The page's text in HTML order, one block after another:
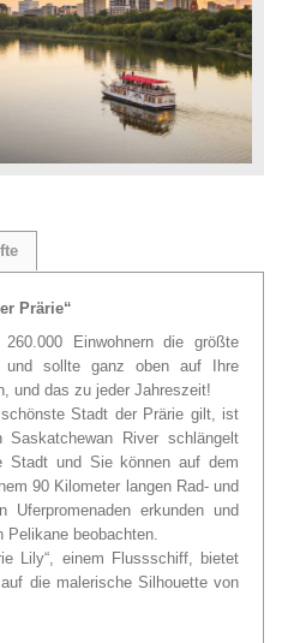
Prärie“
Einwohnern die größte
und sollte ganz oben auf Ihre
und das zu jeder Jahreszeit!
Stadt der Prärie gilt, ist
Saskatchewan River schlängelt
Stadt und Sie können auf dem
90 Kilometer langen Rad- und
Uferpromenaden erkunden und
beobachten.
Lily“, einem Flussschiff, bietet
die malerische Silhouette von